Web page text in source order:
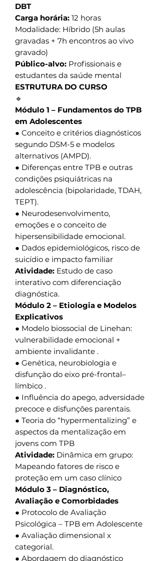
DBT
Carga horária: 12 horas
Modalidade: Híbrido (5h aulas
gravadas + 7h encontros ao vivo
gravado)
Público-alvo: Profissionais e
estudantes da saúde mental
ESTRUTURA DO CURSO
🔹
Módulo 1 – Fundamentos do TPB
em Adolescentes
● Conceito e critérios diagnósticos
segundo DSM-5 e modelos
alternativos (AMPD).
● Diferenças entre TPB e outras
condições psiquiátricas na
adolescência (bipolaridade, TDAH,
TEPT).
● Neurodesenvolvimento,
emoções e o conceito de
hipersensibilidade emocional.
● Dados epidemiológicos, risco de
suicídio e impacto familiar
Atividade: Estudo de caso
interativo com diferenciação
diagnóstica.
Módulo 2 – Etiologia e Modelos
Explicativos
● Modelo biossocial de Linehan:
vulnerabilidade emocional +
ambiente invalidante .
● Genética, neurobiologia e
disfunção do eixo pré-frontal–
límbico .
● Influência do apego, adversidade
precoce e disfunções parentais.
● Teoria do “hypermentalizing” e
aspectos da mentalização em
jovens com TPB
Atividade: Dinâmica em grupo:
Mapeando fatores de risco e
proteção em um caso clínico
Módulo 3 – Diagnóstico,
Avaliação e Comorbidades
● Protocolo de Avaliação
Psicológica – TPB em Adolescente
● Avaliação dimensional x
categorial.
● Abordagem do diagnóstico